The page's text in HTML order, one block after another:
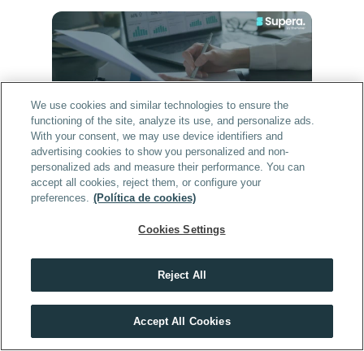
Supera Oposiciones
Novedades Empleo Público
Noticias Empleo Público
Administración
Lo más leído
¿Qué requisitos necesitas para
opositar a Auxiliar Administrativo?
Solo necesitas la ESO para opositar a Auxiliar
Administrativo del Estado en 2026. Descubre
Leer más
Obtén toda la información que necesitas sobre las Oposiciones
de Auxiliares y Administrativos de Córdoba
SOLICITAR INFORMACIÓN
We use cookies and similar technologies to ensure the
functioning of the site, analyze its use, and personalize ads.
With your consent, we may use device identifiers and
advertising cookies to show you personalized and non-
personalized ads and measure their performance. You can
accept all cookies, reject them, or configure your
preferences. (Política de cookies)
Cookies Settings
Reject All
Accept All Cookies